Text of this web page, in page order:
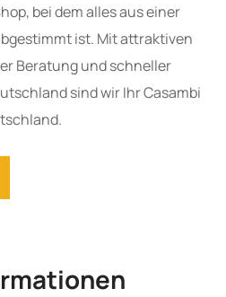
bei dem alles aus einer
ist. Mit attraktiven
Beratung und schneller
sind wir Ihr Casambi